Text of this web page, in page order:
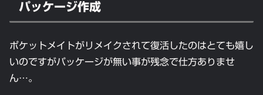
パッケージ作成
ポケットメイトがリメイクされて復活したのはとても嬉し
いのですがパッケージが無い事が残念で仕方ありませ
ん…。